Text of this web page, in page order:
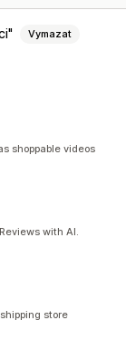
Vymazat
shoppable videos
with AI.
store